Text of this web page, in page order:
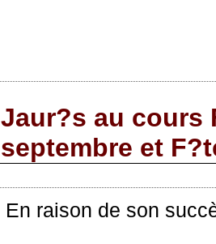
Jaur?s au cours
septembre et
En raison de son